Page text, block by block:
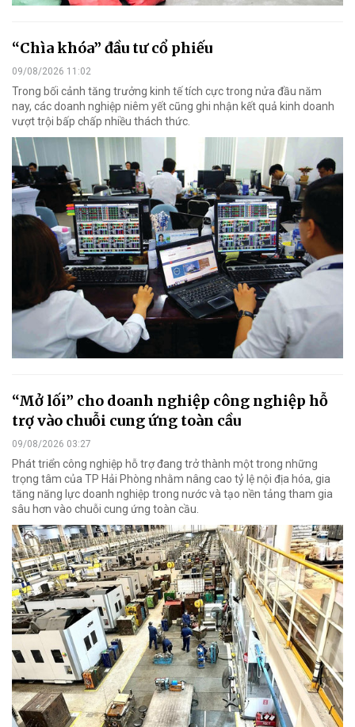
“Chìa khóa” đầu tư cổ phiếu
09/08/2026 11:02
Trong bối cảnh tăng trưởng kinh tế tích cực trong nửa đầu năm
nay, các doanh nghiệp niêm yết cũng ghi nhận kết quả kinh doanh
vượt trội bấp chấp nhiều thách thức.
“Mở lối” cho doanh nghiệp công nghiệp hỗ
trợ vào chuỗi cung ứng toàn cầu
09/08/2026 03:27
Phát triển công nghiệp hỗ trợ đang trở thành một trong những
trọng tâm của TP Hải Phòng nhằm nâng cao tỷ lệ nội địa hóa, gia
tăng năng lực doanh nghiệp trong nước và tạo nền tảng tham gia
sâu hơn vào chuỗi cung ứng toàn cầu.